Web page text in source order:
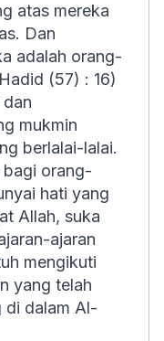
atas mereka
Dan
adalah orang-
(57) : 16)
mukmin
berlalai-lalai.
orang-
hati yang
Allah, suka
ajaran
mengikuti
yang telah
di dalam Al-